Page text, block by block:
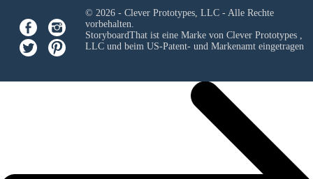
© 2026 - Clever Prototypes, LLC - Alle Rechte
vorbehalten.
StoryboardThat ist eine Marke von Clever Prototypes ,
LLCund beim US-Patent- und Markenamt eingetragen